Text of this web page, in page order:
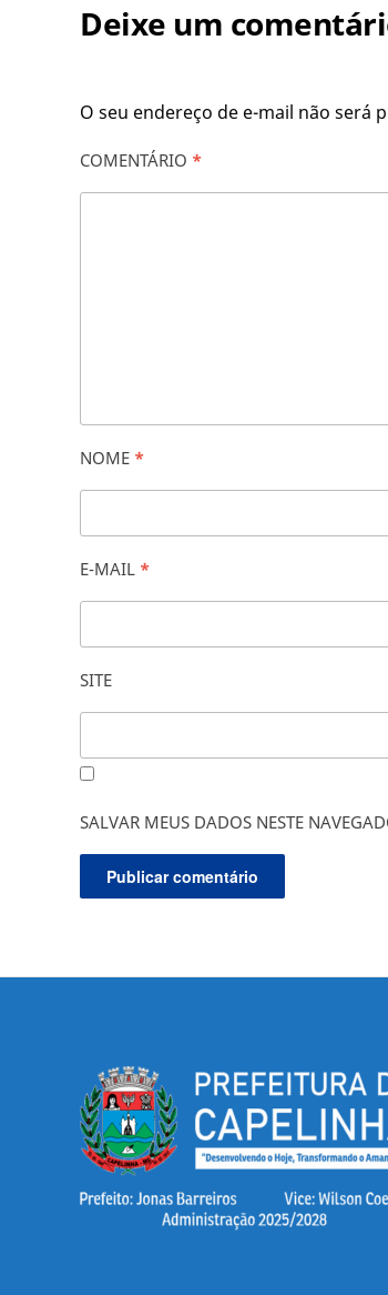
Deixe um
O seu endereço de e-mail não será
COMENTÁRIO *
NOME *
E-MAIL *
SITE
SALVAR MEUS DADOS NESTE